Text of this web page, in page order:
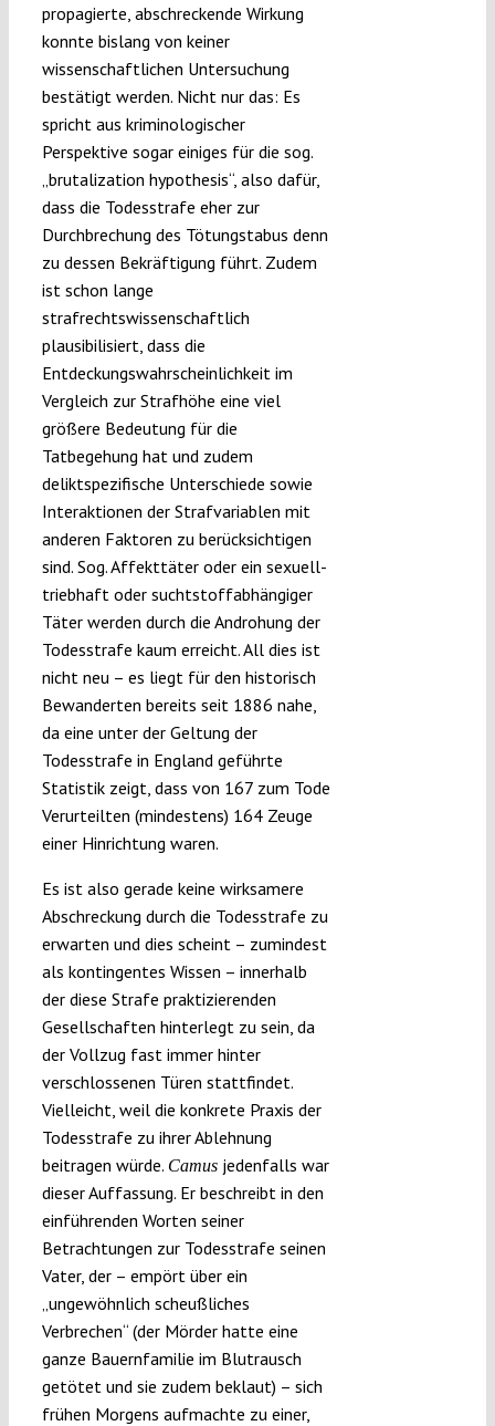
propagierte, abschreckende Wirkung
konnte bislang von keiner
wissenschaftlichen Untersuchung
bestätigt werden. Nicht nur das: Es
spricht aus kriminologischer
Perspektive sogar einiges für die sog.
„brutalization hypothesis“, also dafür,
dass die Todesstrafe eher zur
Durchbrechung des Tötungstabus denn
zu dessen Bekräftigung führt. Zudem
ist schon lange
strafrechtswissenschaftlich
plausibilisiert, dass die
Entdeckungswahrscheinlichkeit im
Vergleich zur Strafhöhe eine viel
größere Bedeutung für die
Tatbegehung hat und zudem
deliktspezifische Unterschiede sowie
Interaktionen der Strafvariablen mit
anderen Faktoren zu berücksichtigen
sind. Sog. Affekttäter oder ein sexuell-
triebhaft oder suchtstoffabhängiger
Täter werden durch die Androhung der
Todesstrafe kaum erreicht. All dies ist
nicht neu – es liegt für den historisch
Bewanderten bereits seit 1886 nahe,
da eine unter der Geltung der
Todesstrafe in England geführte
Statistik zeigt, dass von 167 zum Tode
Verurteilten (mindestens) 164 Zeuge
einer Hinrichtung waren.
Es ist also gerade keine wirksamere
Abschreckung durch die Todesstrafe zu
erwarten und dies scheint – zumindest
als kontingentes Wissen – innerhalb
der diese Strafe praktizierenden
Gesellschaften hinterlegt zu sein, da
der Vollzug fast immer hinter
verschlossenen Türen stattfindet.
Vielleicht, weil die konkrete Praxis der
Todesstrafe zu ihrer Ablehnung
beitragen würde. Camusjedenfalls war
dieser Auffassung. Er beschreibt in den
einführenden Worten seiner
Betrachtungen zur Todesstrafe seinen
Vater, der – empört über ein
„ungewöhnlich scheußliches
Verbrechen“ (der Mörder hatte eine
ganze Bauernfamilie im Blutrausch
getötet und sie zudem beklaut) – sich
frühen Morgens aufmachte zu einer,